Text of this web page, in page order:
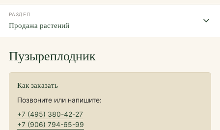
РАЗДЕЛ
Продажа растений
Пузыреплодник
Как заказать
Позвоните или напишите:
+7 (495) 380-42-27
+7 (906) 794-65-99